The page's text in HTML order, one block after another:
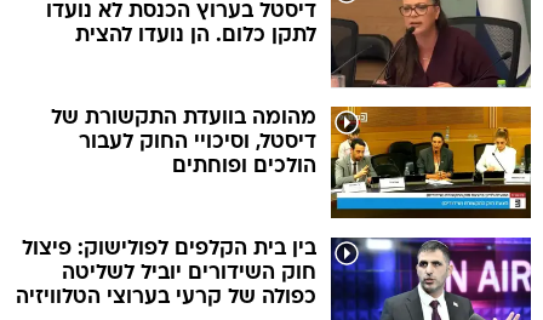
דיסטל בערוץ הכנסת לא נועדו
לתקן כלום. הן נועדו להצית
מהומה בוועדת התקשורת של
דיסטל, וסיכויי החוק לעבור
הולכים ופוחתים
בין בית הקלפים לפולישוק: פיצול
חוק השידורים יוביל לשליטה
כפולה של קרעי בערוצי הטלוויזיה